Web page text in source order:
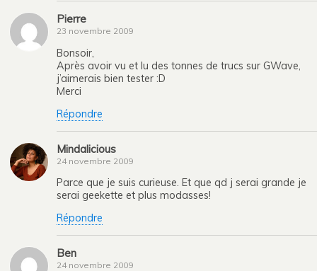
Pierre
23 novembre 2009
Bonsoir,
Après avoir vu et lu des tonnes de trucs sur GWave,
j’aimerais bien tester :D
Merci
Répondre
Mindalicious
24 novembre 2009
Parce que je suis curieuse. Et que qd j serai grande je
serai geekette et plus modasses!
Répondre
Ben
24 novembre 2009